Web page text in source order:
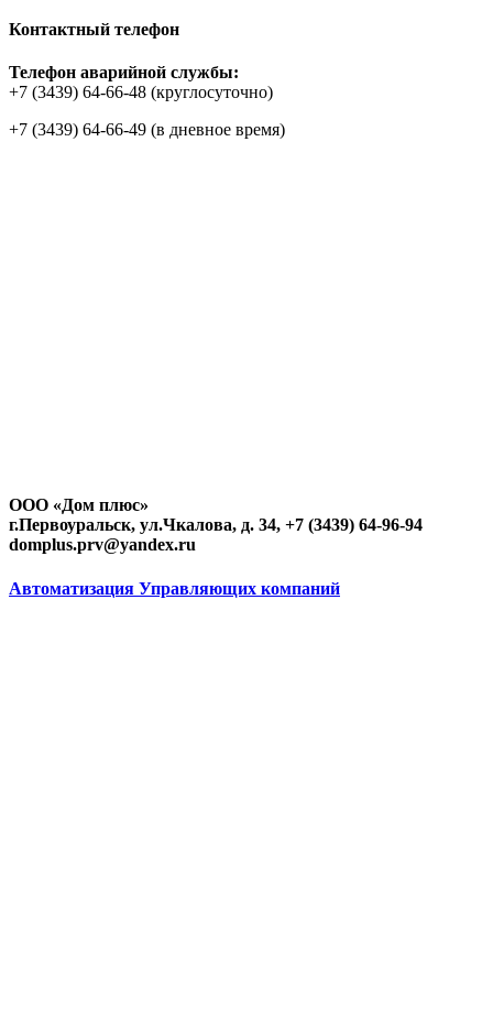
Контактный телефон
Телефон аварийной службы:
+7 (3439) 64-66-48 (круглосуточно)
+7 (3439) 64-66-49 (в дневное время)
ООО «Дом плюс»
г.Первоуральск, ул.Чкалова, д. 34, +7 (3439) 64-96-94
domplus.prv@yandex.ru
Автоматизация Управляющих компаний